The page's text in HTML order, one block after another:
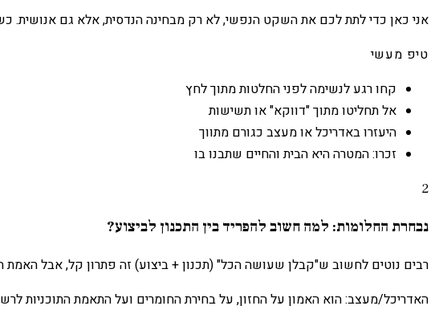
אני כאן כדי לתת לכם את השקט הנפשי, לא רק מבחינה הנדסית, אלא גם אנושית.
טיפ מעשי
קחו רגע לנשימה לפני החלטות מתוך לחץ
אל תחליטו מתוך "דווקא" או תשישות
היעזרו באדריכל או מעצב כגורם מתווך
זכרו: המטרה היא הבית והחיים שתבנו בו
2
נבחרת החלומות: למה חשוב להפריד בין התכנון לביצוע?
רבים נוטים לחשוב ש"קבלן שעושה הכל" (תכנון + ביצוע) זה פתרון קל, אבל האמת
האדריכל/מעצב: הוא האמון על החזון, על בחירת החומרים ועל התאמת התוכניות